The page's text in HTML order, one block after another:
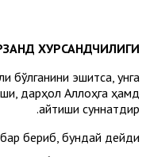
ХУРСАНДЧИЛИГИ
бўлганини эшитса, унга
дарҳол Аллоҳга ҳамд
айтиши суннатдир.
бериб, бундай дейди: